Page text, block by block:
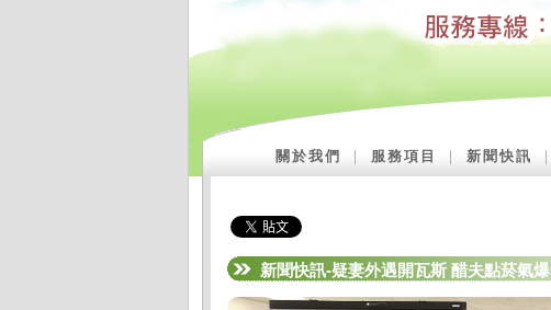
關於我們 服務項目 新聞快訊
新聞快訊-疑妻外遇開瓦斯 醋夫點菸氣爆